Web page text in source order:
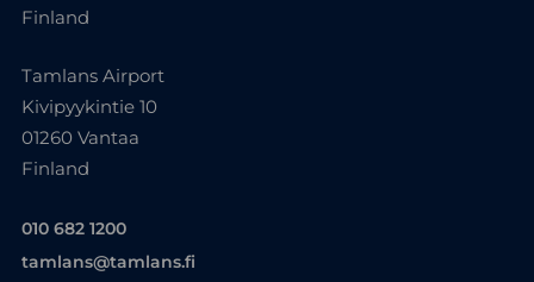
Finland
Tamlans Airport
Kivipyykintie 10
01260 Vantaa
Finland
010 682 1200
tamlans@tamlans.fi